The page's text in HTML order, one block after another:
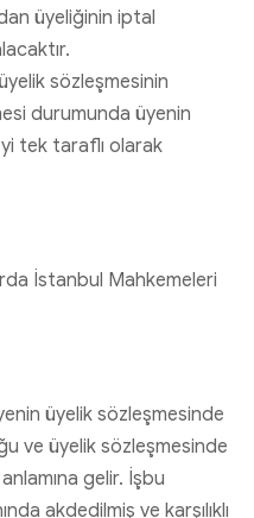
üyeliğinin iptal
sözleşmesinin
durumunda üyenin
tek taraflı olarak
İstanbul Mahkemeleri
üyelik sözleşmesinde
ve üyelik sözleşmesinde
gelir. İşbu
akdedilmiş ve karşılıklı